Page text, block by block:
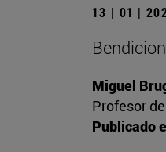
13 | 01 |
Miguel
Profesor
Publicado